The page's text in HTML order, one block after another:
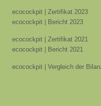
ecocockpit | Zertifikat 2023
ecocockpit | Bericht 2023
ecocockpit | Zertifikat 2021
ecocockpit | Bericht 2021
ecocockpit | Vergleich der